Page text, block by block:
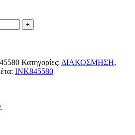
Κατηγορίες: ΔΙΑΚΟΣΜΗΣΗ,
INK845580